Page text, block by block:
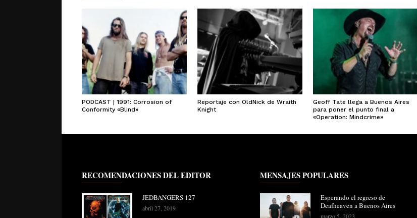
PODCAST | 1991: Corrosion of
Conformity «Blind»
Reportaje con OldNick de Wraith
Knight
Geoff Tate llega a Buenos Aires
para poner el punto final a
«Operation: Mindcrime»
RECOMENDACIONES DEL EDITOR
JEDBANGERS 127
abril 27, 2019
MENSAJES POPULARES
Esperando el regreso de
Deafheaven a Buenos Aires
marzo 5, 2023